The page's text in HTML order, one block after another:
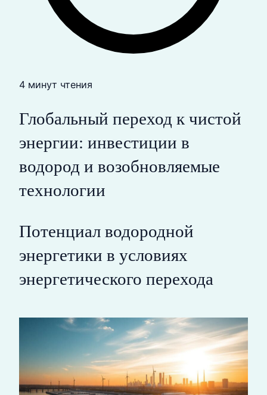
4 минут чтения
Глобальный переход к чистой
энергии: инвестиции в
водород и возобновляемые
технологии
Потенциал водородной
энергетики в условиях
энергетического перехода